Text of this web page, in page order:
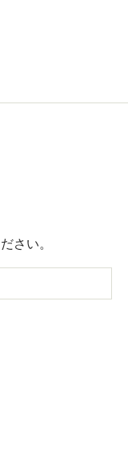
さい。